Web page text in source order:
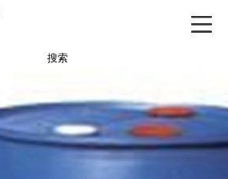
搜索